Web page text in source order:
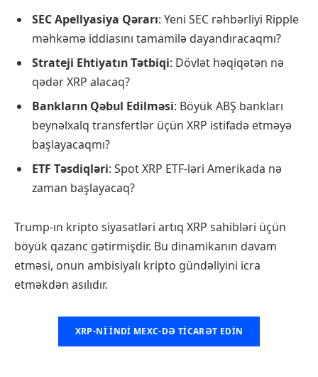
SEC Apellyasiya Qərarı: Yeni SEC rəhbərliyi Ripple
məhkəmə iddiasını tamamilə dayandıracaqmı?
Strateji Ehtiyatın Tətbiqi: Dövlət həqiqətən nə
qədər XRP alacaq?
Bankların Qəbul Edilməsi: Böyük ABŞ bankları
beynəlxalq transfertlər üçün XRP istifadə etməyə
başlayacaqmı?
ETF Təsdiqləri: Spot XRP ETF-ləri Amerikada nə
zaman başlayacaq?
Trump-ın kripto siyasətləri artıq XRP sahibləri üçün
böyük qazanc gətirmişdir. Bu dinamikanın davam
etməsi, onun ambisiyalı kripto gündəliyini icra
etməkdən asılıdır.
XRP-NI INDI MEXC-DƏ TICARƏT EDIN